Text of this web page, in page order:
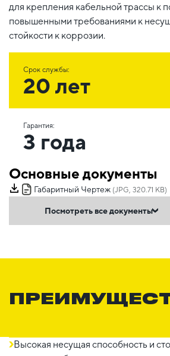
для крепления кабельной трассы к
повышенными требованиями к
стойкости к коррозии.
Срок службы:
20 лет
Гарантия:
3 года
Основные документы
Габаритный Чертеж (JPG, 320.71 KB)
Посмотреть все документы
Высокая несущая способность и